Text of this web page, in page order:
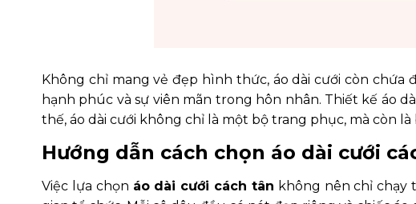
Không chỉ mang vẻ đẹp hình thức, áo dài cưới còn
hạnh phúc và sự viên mãn trong hôn nhân. Thiết kế áo
thế, áo dài cưới không chỉ là một bộ trang phục, mà còn
Hướng dẫn cách chọn áo dài cưới
Việc lựa chọn áo dài cưới cách tân không nên chỉ chạy